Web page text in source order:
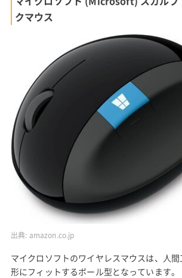
クマウス
出典: amazon.co.jp
マイクロソフトのワイヤレスマウスは、人
形にフィットするボール型となっています。